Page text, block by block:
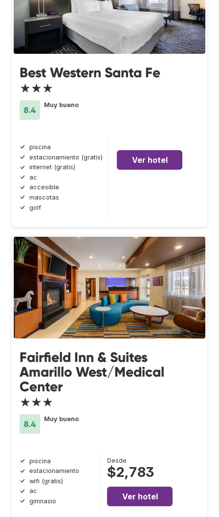
Best Western Santa Fe
★★★
8.4
Muy bueno
piscina
estacionamiento (gratis)
internet (gratis)
ac
accesible
mascotas
golf
Ver hotel
Fairfield Inn & Suites
Amarillo West/Medical
Center
★★★
8.4
Muy bueno
piscina
estacionamiento
wifi (gratis)
ac
gimnasio
Desde
$2,783
Ver hotel